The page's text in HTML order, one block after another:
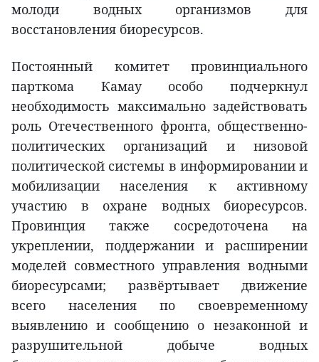
молоди водных организмов для
восстановления биоресурсов.
Постоянный комитет провинциального
парткома Камау особо подчеркнул
необходимость максимально задействовать
роль Отечественного фронта, общественно-
политических организаций и низовой
политической системы в информировании и
мобилизации населения к активному
участию в охране водных биоресурсов.
Провинция также сосредоточена на
укреплении, поддержании и расширении
моделей совместного управления водными
биоресурсами; развёртывает движение
всего населения по своевременному
выявлению и сообщению о незаконной и
разрушительной добыче водных